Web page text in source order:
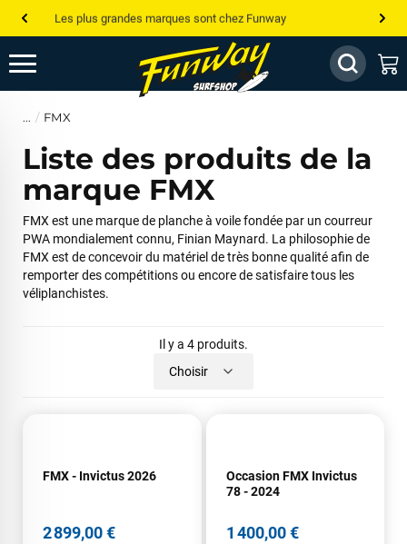
Les plus grandes marques sont chez Funway
Jusqu’à -75% de remise sur le windsurf, wingfoil, etc...
💰 Meilleur prix garanti — Moins cher ailleurs ? On s’aligne !
FMX
Liste des produits de la
marque FMX
FMX est une marque de planche à voile fondée par un courreur
PWA mondialement connu, Finian Maynard. La philosophie de
FMX est de concevoir du matériel de très bonne qualité afin de
remporter des compétitions ou encore de satisfaire tous les
véliplanchistes.
Il y a 4 produits.
Choisir
FMX - Invictus 2026
2 899,00 €
Occasion FMX Invictus
78 - 2024
1 400,00 €